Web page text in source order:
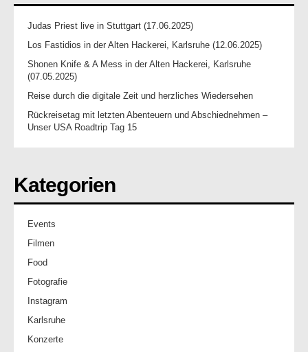
Judas Priest live in Stuttgart (17.06.2025)
Los Fastidios in der Alten Hackerei, Karlsruhe (12.06.2025)
Shonen Knife & A Mess in der Alten Hackerei, Karlsruhe
(07.05.2025)
Reise durch die digitale Zeit und herzliches Wiedersehen
Rückreisetag mit letzten Abenteuern und Abschiednehmen –
Unser USA Roadtrip Tag 15
Kategorien
Events
Filmen
Food
Fotografie
Instagram
Karlsruhe
Konzerte